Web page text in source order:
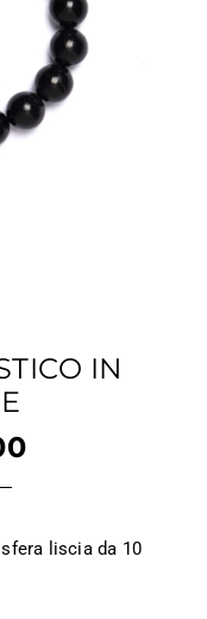
IN
liscia da 10